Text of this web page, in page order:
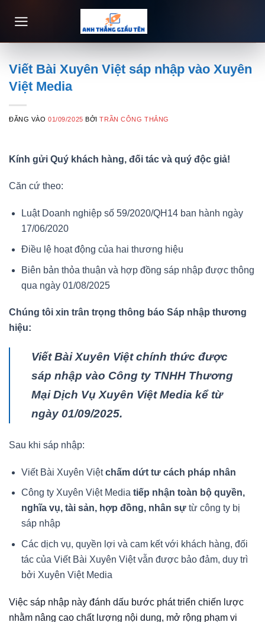
qua
Viết Bài Xuyên Việt sáp nhập vào Xuyên
Việt Media
ĐĂNG VÀO01/09/2025 BỞITRẦN CÔNG THẮNG
Kính gửi Quý khách hàng, đối tác và quý độc giả!
Căn cứ theo:
Luật Doanh nghiệp số 59/2020/QH14 ban hành ngày
17/06/2020
Điều lệ hoạt động của hai thương hiệu
Biên bản thỏa thuận và hợp đồng sáp nhập được thông
qua ngày 01/08/2025
Chúng tôi xin trân trọng thông báo Sáp nhập thương
hiệu:
Viết Bài Xuyên Việt chính thức được
sáp nhập vào Công ty TNHH Thương
Mại Dịch Vụ Xuyên Việt Media kể từ
ngày 01/09/2025.
Sau khi sáp nhập:
Viết Bài Xuyên Việtchấm dứt tư cách pháp nhân
Công ty Xuyên Việt Media tiếp nhận toàn bộ quyền,
nghĩa vụ, tài sản, hợp đồng, nhân sựtừ công ty bị
sáp nhập
Các dịch vụ, quyền lợi và cam kết với khách hàng, đối
tác của Viết Bài Xuyên Việt vẫn được bảo đảm, duy trì
bởi Xuyên Việt Media
Việc sáp nhập này đánh dấu bước phát triển chiến lược
nhằm nâng cao chất lượng nội dung, mở rộng phạm vi